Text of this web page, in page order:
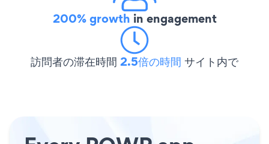
200% growth in engagement
訪問者の滞在時間 2.5倍の時間 サイト内で